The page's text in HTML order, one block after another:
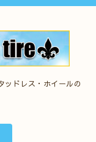
ッドレス・ホイールの